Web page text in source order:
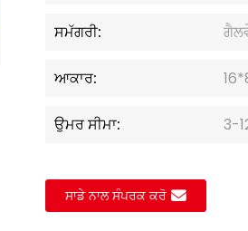
ਸਮੱਗਰੀ:
ਆਕਾਰ:
ਉਮਰ ਸੀਮਾ: 3-
ਸਾਡੇ ਨਾਲ ਸੰਪਰਕ ਕਰੋ